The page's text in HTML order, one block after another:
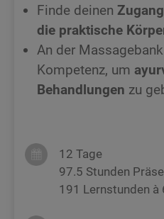
Finde deinen Zugang
die praktische
An der
Kompetenz, um
Behandlungen zu
12 Tage
97.5 Stunden
191 Lernstunden à